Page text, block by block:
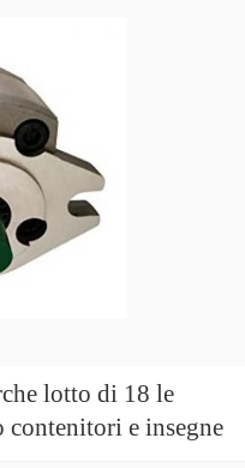
lotto di 18 le
e insegne